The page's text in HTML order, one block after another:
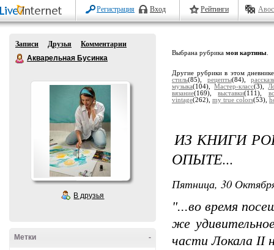
Регистрация Вход Рейтинги
Записи Друзья
Комментарии
Акварельная Бусинка
В друзья
-
Метки
Выбрана рубрика мои картины
Другие рубрики в этом
стиль(85), рецепты(84),
музыка(104),Мастер-класс(3),
вязание(169),выставки(111),
vintage(262), my true colors(53),
ИЗ КНИГИ
ОПЫТЕ...
Пятница, 30
"...во время
же
части Локала II